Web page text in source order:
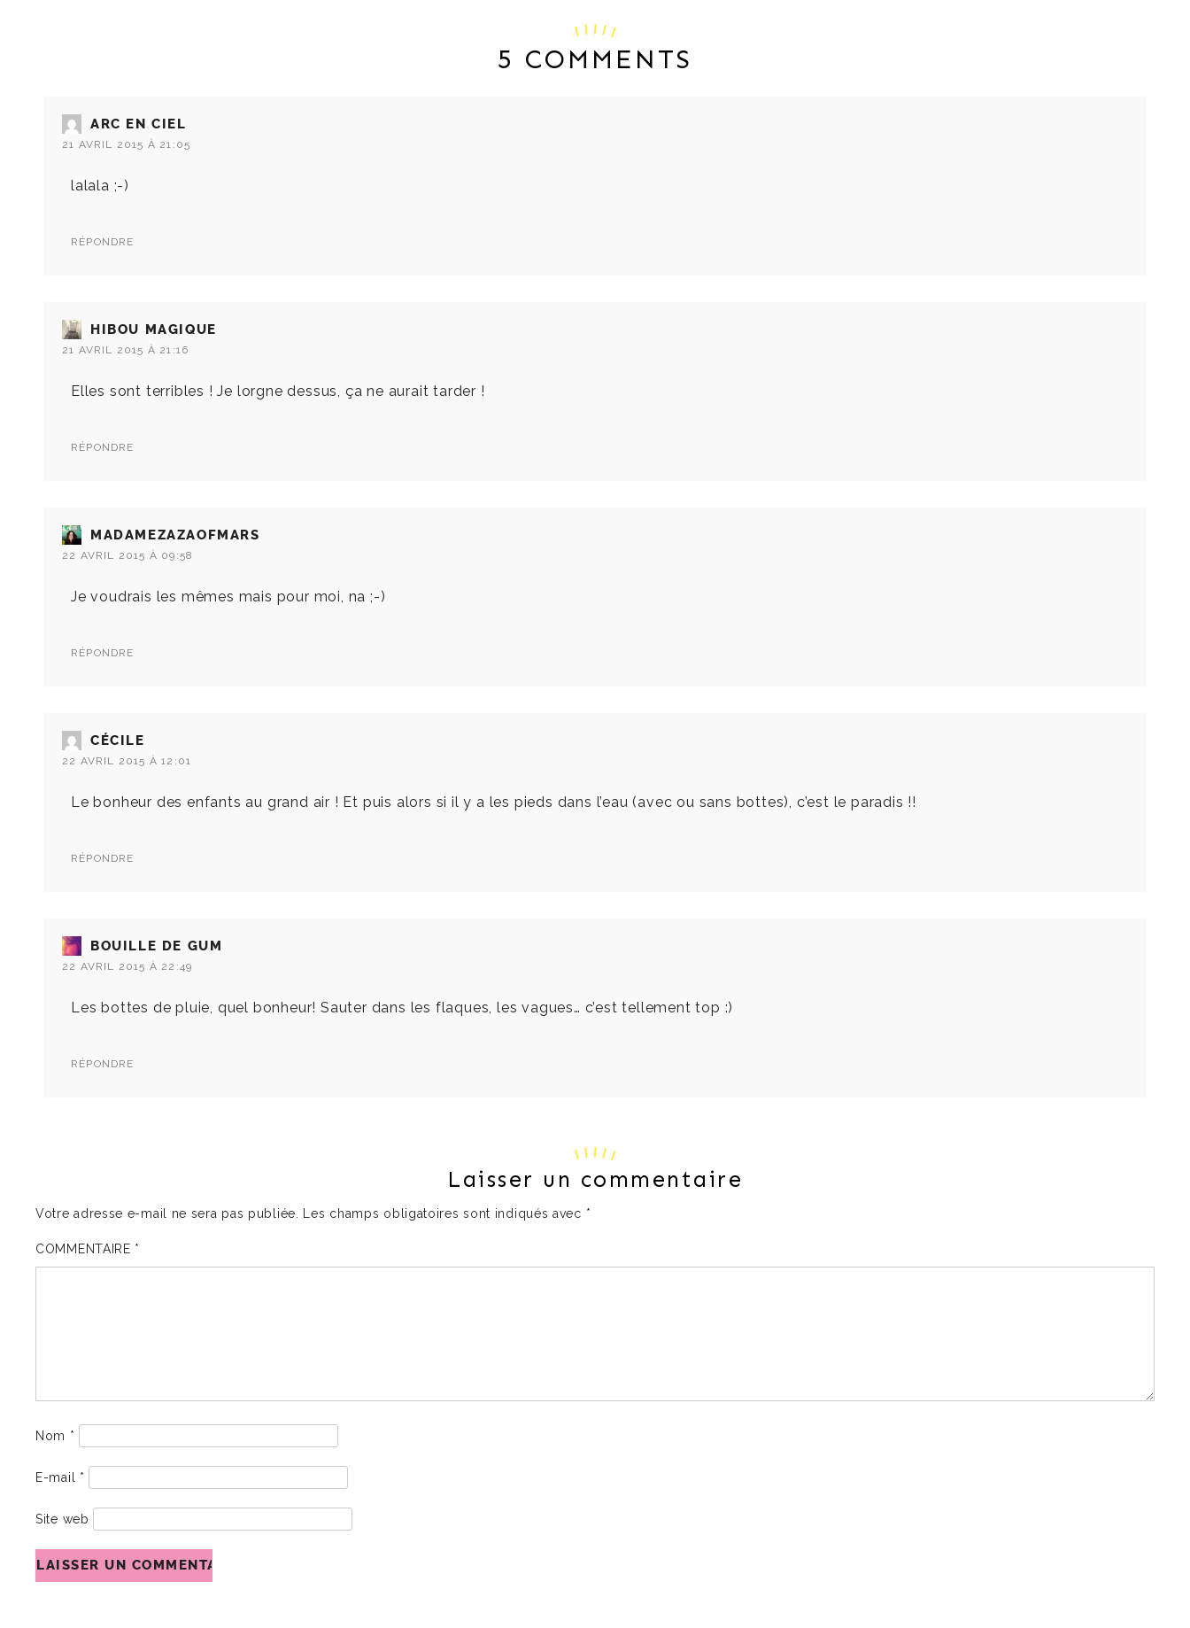
5 COMMENTS
ARC EN CIEL
21 AVRIL 2015 À 21:05
lalala ;-)
RÉPONDRE
HIBOU MAGIQUE
21 AVRIL 2015 À 21:16
Elles sont terribles ! Je lorgne dessus, ça ne aurait tarder !
RÉPONDRE
MADAMEZAZAOFMARS
22 AVRIL 2015 À 09:58
Je voudrais les mêmes mais pour moi, na ;-)
RÉPONDRE
CÉCILE
22 AVRIL 2015 À 12:01
Le bonheur des enfants au grand air ! Et puis alors si il y a les pieds dans l’eau (avec ou sans bottes), c’est le paradis !!
RÉPONDRE
BOUILLE DE GUM
22 AVRIL 2015 À 22:49
Les bottes de pluie, quel bonheur! Sauter dans les flaques, les vagues… c’est tellement top :)
RÉPONDRE
Laisser un commentaire
Votre adresse e-mail ne sera pas publiée. Les champs obligatoires sont indiqués avec *
COMMENTAIRE *
Nom *
E-mail *
Site web